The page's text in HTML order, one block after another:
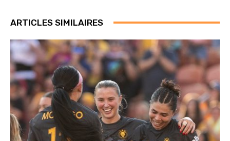
ARTICLES SIMILAIRES